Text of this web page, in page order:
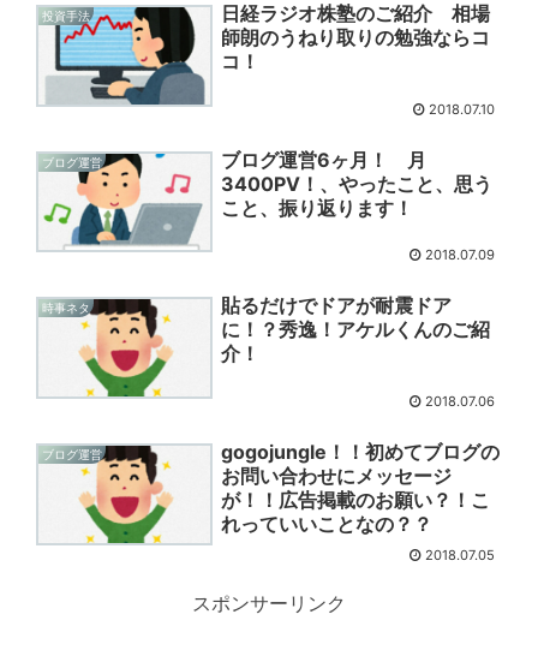
投資手法
日経ラジオ株塾のご紹介 相場
師朗のうねり取りの勉強ならコ
コ！
2018.07.10
ブログ運営
ブログ運営6ヶ月！ 月
3400PV！、やったこと、思う
こと、振り返ります！
2018.07.09
時事ネタ
貼るだけでドアが耐震ドア
に！？秀逸！アケルくんのご紹
介！
2018.07.06
ブログ運営
gogojungle！！初めてブログの
お問い合わせにメッセージ
が！！広告掲載のお願い？！こ
れっていいことなの？？
2018.07.05
スポンサーリンク